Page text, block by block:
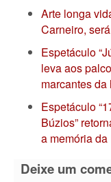
Arte longa
Carneiro,
Espetáculo
leva aos
marcantes
Espetáculo
Búzios”
a memória
Deixe um